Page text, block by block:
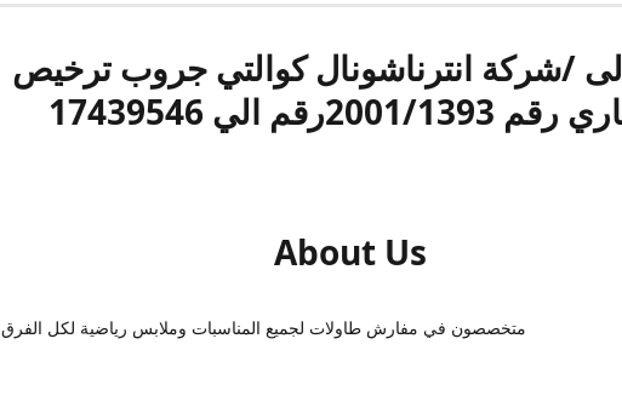
/شركة انترناشونال كوالتي جروب ترخيص
2001/1393رقم الي 17439546
About Us
متخصصون في مفارش طاولات لجميع المناسبات وملابس رياضية لكل الفرق